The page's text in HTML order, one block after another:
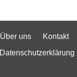
Über uns Kontakt
Datenschutzerklärung